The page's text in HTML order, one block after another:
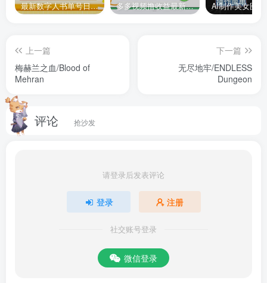
最新数字人书单号日400+创业粉，单日变现五位数，市面卖5980附软件和详… 多多视频撸收益最新玩法，高收益技术，单日变现2000+，附赠全套技术资料
上一篇
梅赫兰之血/Blood of
Mehran
下一篇
无尽地牢/ENDLESS
Dungeon
评论 抢沙发
请登录后发表评论
登录 注册
社交账号登录
微信登录